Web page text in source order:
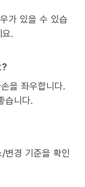
가 있을 수 있습
.
을 좌우합니다.
습니다.
변경 기준을 확인